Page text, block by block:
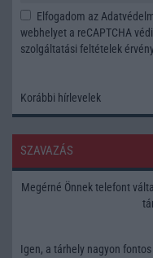
Elfogadom az
webhelyet a reCAPTCHA
szolgáltatási feltételek
Korábbi hírlevelek
SZAVAZÁS
Megérné Önnek telefont
Igen, a tárhely nagyon fontos